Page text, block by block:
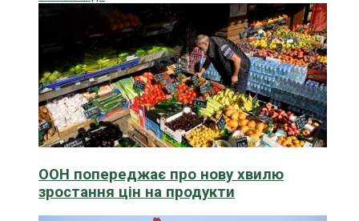
ООН попереджає про нову хвилю
зростання цін на продукти